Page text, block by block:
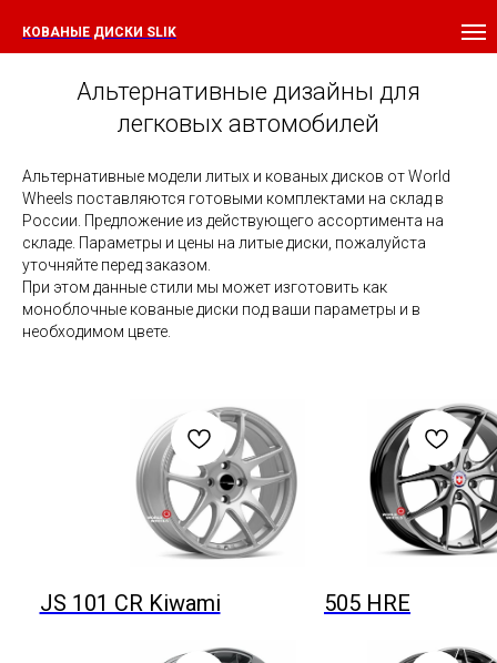
КОВАНЫЕ ДИСКИ SLIK
Альтернативные дизайны для
легковых автомобилей
Альтернативные модели литых и кованых дисков от World
Wheels поставляются готовыми комплектами на склад в
России. Предложение из действующего ассортимента на
складе. Параметры и цены на литые диски, пожалуйста
уточняйте перед заказом.
При этом данные стили мы может изготовить как
моноблочные кованые диски под ваши параметры и в
необходимом цвете.
JS 101 CR Kiwami 505 HRE